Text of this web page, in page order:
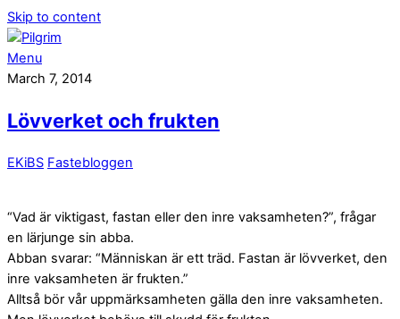
Skip to content
Menu
March 7, 2014
Lövverket och frukten
EKiBS Fastebloggen
“Vad är viktigast, fastan eller den inre vaksamheten?”, frågar
en lärjunge sin abba.
Abban svarar: “Människan är ett träd. Fastan är lövverket, den
inre vaksamheten är frukten.”
Alltså bör vår uppmärksamheten gälla den inre vaksamheten.